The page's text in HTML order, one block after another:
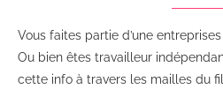
Vous faites partie d’une
Ou bien êtes travailleur
cette info à travers les mailles du